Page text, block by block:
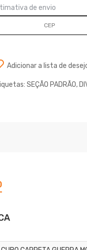
de envio
Adicionar a lista de
SEÇÃO PADRÃO,